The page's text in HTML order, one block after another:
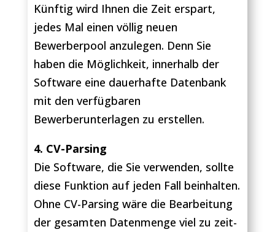
Künftig wird Ihnen die Zeit erspart,
jedes Mal einen völlig neuen
Bewerberpool anzulegen. Denn Sie
haben die Möglichkeit, innerhalb der
Software eine dauerhafte Datenbank
mit den verfügbaren
Bewerberunterlagen zu erstellen.
4. CV-Parsing
Die Software, die Sie verwenden, sollte
diese Funktion auf jeden Fall beinhalten.
Ohne CV-Parsing wäre die Bearbeitung
der gesamten Datenmenge viel zu zeit-